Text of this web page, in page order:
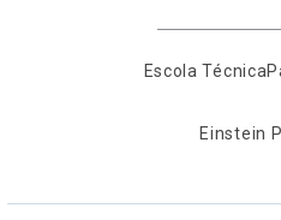
Escola Técnica
Einstein